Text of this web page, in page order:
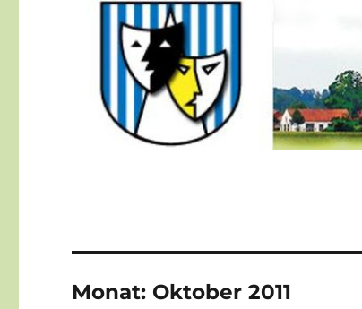
Monat: Oktober 2011